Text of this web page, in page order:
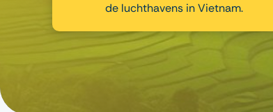
de luchthavens in Vietnam.